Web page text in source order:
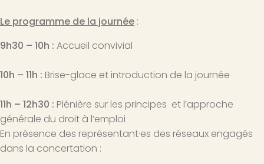
Le programme de la journée :
9h30 – 10h : Accueil convivial
10h – 11h : Brise-glace et introduction de la journée
11h – 12h30 : Plénière sur les principes et l’approche
générale du droit à l’emploi
En présence des représentant·es des réseaux engagés
dans la concertation :